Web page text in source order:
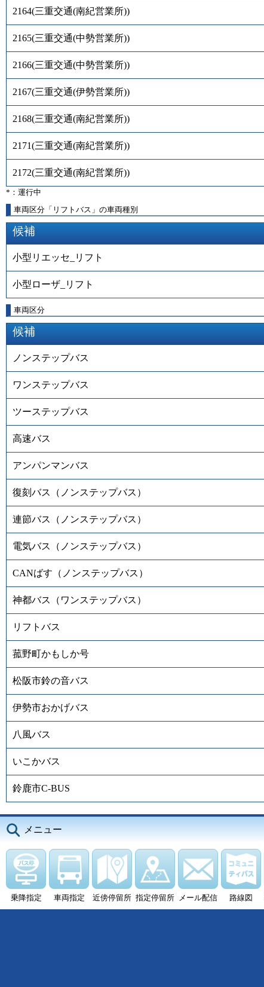
2164(三重交通(南紀営業所))
2165(三重交通(中勢営業所))
2166(三重交通(中勢営業所))
2167(三重交通(伊勢営業所))
2168(三重交通(南紀営業所))
2171(三重交通(南紀営業所))
2172(三重交通(南紀営業所))
*：運行中
車両区分「リフトバス」の車両種別
候補
小型リエッセ_リフト
小型ローザ_リフト
車両区分
候補
ノンステップバス
ワンステップバス
ツーステップバス
高速バス
アンパンマンバス
復刻バス（ノンステップバス）
連節バス（ノンステップバス）
電気バス（ノンステップバス）
CANばす（ノンステップバス）
神都バス（ワンステップバス）
リフトバス
菰野町かもしか号
松阪市鈴の音バス
伊勢市おかげバス
八風バス
いこかバス
鈴鹿市C-BUS
メニュー
乗降指定 車両指定 近傍停留所 指定停留所 メール配信 路線図